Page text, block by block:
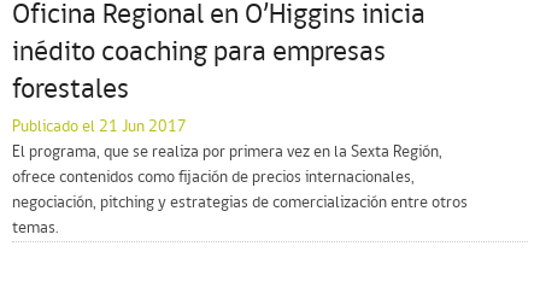
Oficina Regional en O’Higgins inicia
inédito coaching para empresas
forestales
Publicado el 21 Jun 2017
El programa, que se realiza por primera vez en la Sexta Región,
ofrece contenidos como fijación de precios internacionales,
negociación, pitching y estrategias de comercialización entre otros
temas.